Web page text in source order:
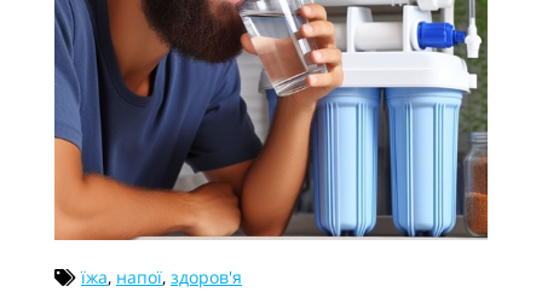
їжа, напої, здоров'я